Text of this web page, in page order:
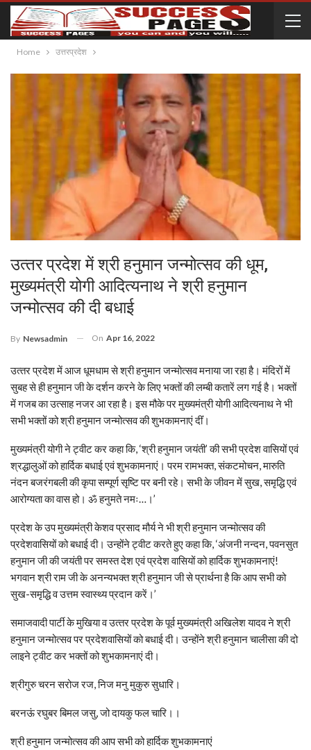
Home उत्तरप्रदेश
उत्‍तर प्रदेश में श्री हनुमान जन्‍मोत्‍सव की धूम,
मुख्‍यमंत्री योगी आद‍ित्‍यनाथ ने श्री हनुमान
जन्‍मोत्‍सव की दी बधाई
By Newsadmin On Apr 16, 2022
उत्‍तर प्रदेश में आज धूमधाम से श्री हनुमान जन्‍मोत्‍सव मनाया जा रहा है। मंद‍िरों में
सुबह से ही हनुमान जी के दर्शन करने के ल‍िए भक्‍तों की लम्‍बी कतारें लग गई है। भक्‍तों
में गजब का उत्‍साह नजर आ रहा है। इस मौके पर मुख्‍यमंत्री योगी आद‍ित्‍यनाथ ने भी
सभी भक्‍तों को श्री हनुमान जन्‍मोत्‍सव की शुभकामनाएं दींं।
मुख्‍यमंत्री योगी ने ट्वीट कर कहा क‍ि, ‘श्री हनुमान जयंती’ की सभी प्रदेश वासियों एवं
श्रद्धालुओं को हार्दिक बधाई एवं शुभकामनाएं। परम रामभक्त, संकटमोचन, मारुति
नंदन बजरंगबली की कृपा सम्पूर्ण सृष्टि पर बनी रहे। सभी के जीवन में सुख, समृद्धि एवं
आरोग्यता का वास हो। ॐ हनुमते नमः…।’
प्रदेश के उप मुख्‍यमंत्री केशव प्रसाद मौर्य ने भी श्री हनुमान जन्‍मोत्‍सव की
प्रदेशवास‍ियों को बधाई दी। उन्‍होंने ट्वीट करते हुए कहा क‍ि, ‘अंजनी नन्दन, पवनसुत
हनुमान जी की जयंती पर समस्त देश एवं प्रदेश वासियों को हार्दिक शुभकामनाएं!
भगवान श्री राम जी के अनन्यभक्त श्री हनुमान जी से प्रार्थना है कि आप सभी को
सुख-समृद्धि व उत्तम स्वास्थ्य प्रदान करें।’
समाजवादी पार्टी के मुखिया व उत्‍तर प्रदेश के पूर्व मुख्‍यमंत्री अख‍िलेश यादव ने श्री
हनुमान जन्‍मोत्‍सव पर प्रदेशवास‍ियों को बधाई दी। उन्‍होंने श्री हनुमान चालीसा की दो
लाइने ट्वीट कर भक्‍तों को शुभकामनाएं दी।
श्रीगुरु चरन सरोज रज, निज मनु मुकुरु सुधारि।
बरनऊं रघुबर बिमल जसु, जो दायकु फल चारि।।
श्री हनुमान जन्मोत्सव की आप सभी को हार्दिक शुभकामनाएं